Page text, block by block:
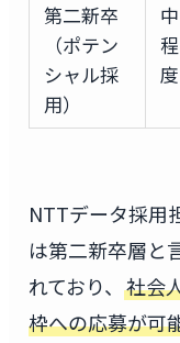
第二新卒
（ポテン
シャル採
用）
中
程
度
NTTデータ採用
は第二新卒層と
れており、 社会
枠への応募が可